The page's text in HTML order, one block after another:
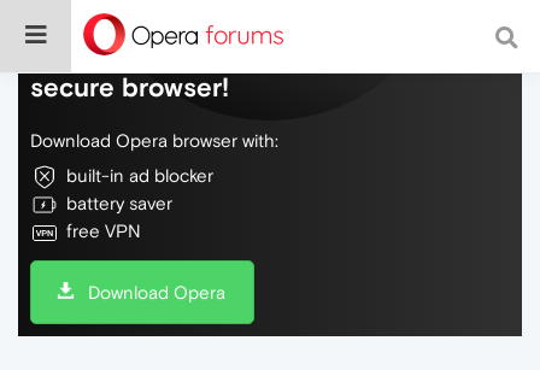
Do more on the web, with a fast and
secure browser!
Download Opera browser with:
built-in ad blocker
battery saver
free VPN
Download Opera